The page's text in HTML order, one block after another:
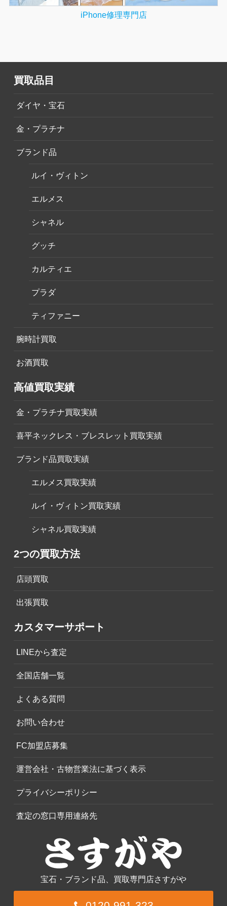
iPhone修理専門店
買取品目
ダイヤ・宝石
金・プラチナ
ブランド品
ルイ・ヴィトン
エルメス
シャネル
グッチ
カルティエ
プラダ
ティファニー
腕時計買取
お酒買取
高値買取実績
金・プラチナ買取実績
喜平ネックレス・ブレスレット買取実績
ブランド品買取実績
エルメス買取実績
ルイ・ヴィトン買取実績
シャネル買取実績
2つの買取方法
店頭買取
出張買取
カスタマーサポート
LINEから査定
全国店舗一覧
よくある質問
お問い合わせ
FC加盟店募集
運営会社・古物営業法に基づく表示
プライバシーポリシー
査定の窓口専用連絡先
宝石・ブランド品、買取専門店さすがや